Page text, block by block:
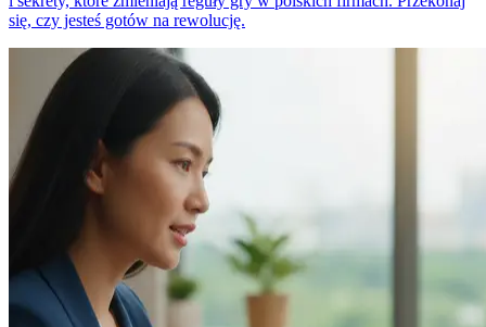
się, czy jesteś gotów na rewolucję.